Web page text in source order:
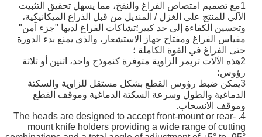
1مع تصميم امتصاص الفراغ والنفخ، مما يسهل تحقيق التثبيت
الآلي للمنتج على الغزل / المنديل من قبل الذراع الميكانيكية،
وتحسين الكفاءة إلى حد كبير؛تشاكات الفراغ لديها "جزء آمن"
مقياس الفراغ ومفتاح جهاز الاستشعار، والذي يمنع بدء الدورة
حتى الفراغ في القوة الكاملة ؛
2هذه الآلات تريمر الزاوية متوفرة كنموذج واحد، اثنين أو ثلاثة
رؤوس؛
3يمكن ضبط رؤوس القطع بشكل مستقل للزاوية والسكتة
الدماغية والطول وسرعة السكتة الدماغية وموقف القطع
وموقف الانسحاب.
4. The heads are designed to accept front-mount or rear-
mount knife holders providing a wide range of cutting